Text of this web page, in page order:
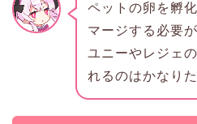
ペットの卵を孵
マージする必要が
ユニーやレジェ
れるのはかなり